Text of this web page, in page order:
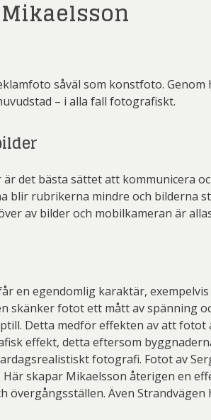
såväl som konstfoto.
– i alla fall fotografiskt.
det bästa sättet att kommunicera
blir rubrikerna mindre och
av bilder och mobilkameran är
en egendomlig karaktär,
skänker fotot ett mått av spänning
Detta medför effekten av att
effekt, detta eftersom
fotografi. Fotot av
skapar Mikaelsson återigen en
Även